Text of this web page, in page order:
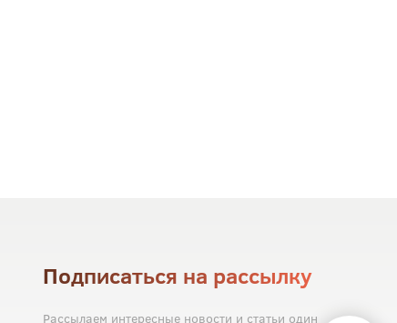
Подписаться на рассылку
Рассылаем интересные новости и статьи один